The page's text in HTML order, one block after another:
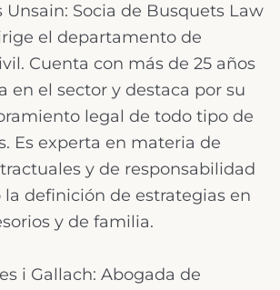
Socia de Busquets Law
el departamento de
Cuenta con más de 25 años
en el sector y destaca por su
legal de todo tipo de
Es experta en materia de
y de responsabilidad
la definición de estrategias en
y de familia.
i Gallach: Abogada de